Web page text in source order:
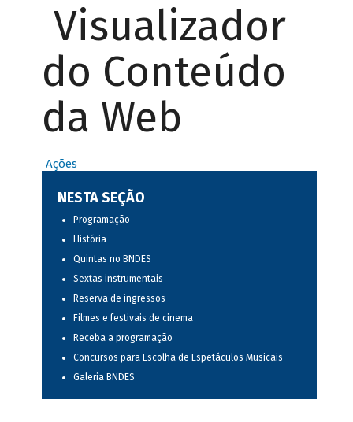
Visualizador
do Conteúdo
da Web
Ações
NESTA SEÇÃO
Programação
História
Quintas no BNDES
Sextas instrumentais
Reserva de ingressos
Filmes e festivais de cinema
Receba a programação
Concursos para Escolha de Espetáculos Musicais
Galeria BNDES